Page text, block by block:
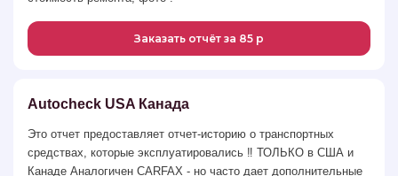
Заказать отчёт за 85 р
Autocheck USA Канада
Это отчет предоставляет отчет-историю о транспортных
средствах, которые эксплуатировались ‼️ ТОЛЬКО в США и
Канаде Аналогичен CARFAX - но часто дает дополнительные